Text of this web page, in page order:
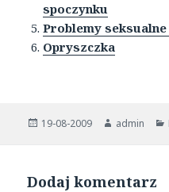
spoczynku
Problemy
Opryszczka
Opublikowano
19-08-2009 Autor
admin
Dodaj komentarz